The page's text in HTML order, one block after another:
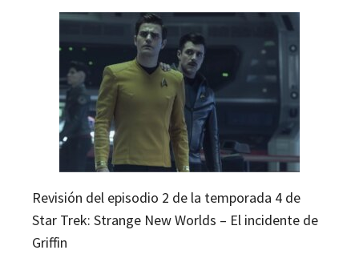
Revisión del episodio 2 de la temporada 4 de
Star Trek: Strange New Worlds – El incidente de
Griffin